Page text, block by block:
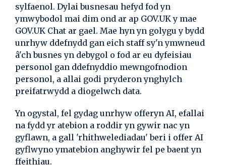
sylfaenol. Dylai busnesau hefyd fod yn
ymwybodol mai dim ond ar ap GOV.UK y mae
GOV.UK Chat ar gael. Mae hyn yn golygu y bydd
unrhyw ddefnydd gan eich staff sy'n ymwneud
â'ch busnes yn debygol o fod ar eu dyfeisiau
personol gan ddefnyddio mewngofnodion
personol, a allai godi pryderon ynghylch
preifatrwydd a diogelwch data.
Yn ogystal, fel gydag unrhyw offeryn AI, efallai
na fydd yr atebion a roddir yn gywir nac yn
gyflawn, a gall 'rhithwelediadau' beri i offer AI
gyflwyno ymatebion anghywir fel pe baent yn
ffeithiau.